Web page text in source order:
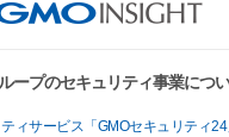
ープのセキュリティ事業につ
ィサービス「GMOセキュリティ24